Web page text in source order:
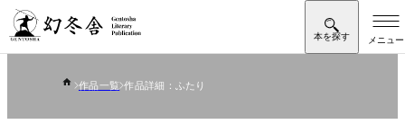
作品一覧 作品詳細：ふたり